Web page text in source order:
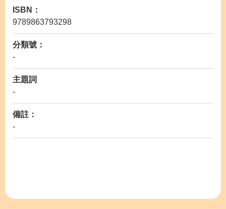
ISBN：
9789863793298
分類號：
-
主題詞
-
備註：
-